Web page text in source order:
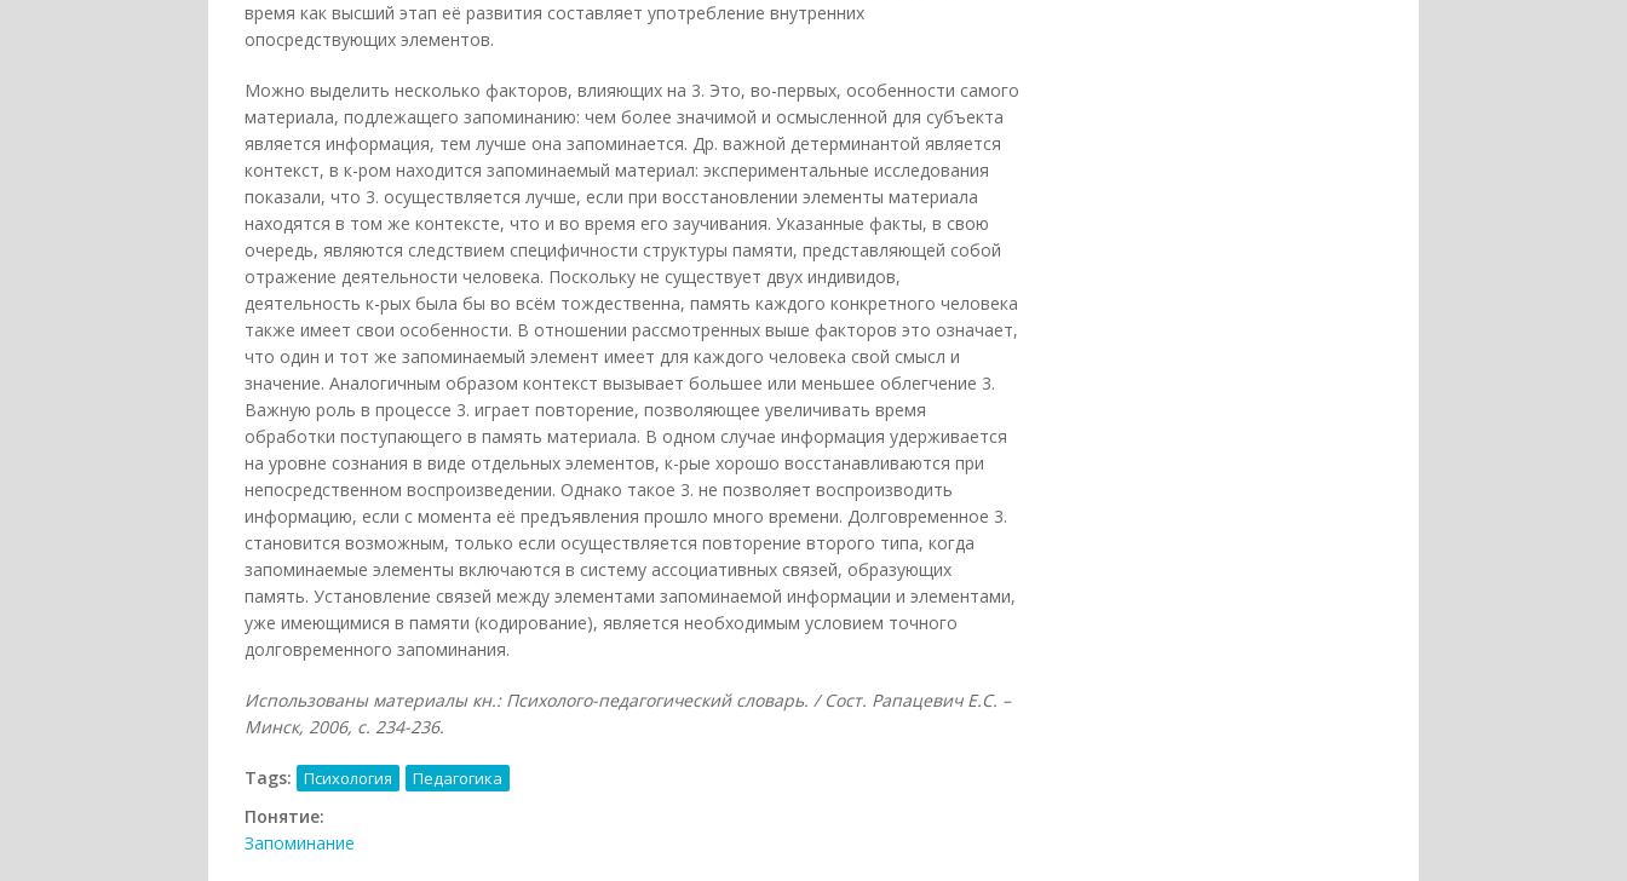
время как высший этап её развития составляет употребление внутренних
опосредствующих элементов.
Можно выделить несколько факторов, влияющих на 3. Это, во-первых, особенности самого
материала, подлежащего запоминанию: чем более значимой и осмысленной для субъекта
является информация, тем лучше она запоминается. Др. важной детерминантой является
контекст, в к-ром находится запоминаемый материал: экспериментальные исследования
показали, что 3. осуществляется лучше, если при восстановлении элементы материала
находятся в том же контексте, что и во время его заучивания. Указанные факты, в свою
очередь, являются следствием специфичности структуры памяти, представляющей собой
отражение деятельности человека. Поскольку не существует двух индивидов,
деятельность к-рых была бы во всём тождественна, память каждого конкретного человека
также имеет свои особенности. В отношении рассмотренных выше факторов это означает,
что один и тот же запоминаемый элемент имеет для каждого человека свой смысл и
значение. Аналогичным образом контекст вызывает большее или меньшее облегчение 3.
Важную роль в процессе 3. играет повторение, позволяющее увеличивать время
обработки поступающего в память материала. В одном случае информация удерживается
на уровне сознания в виде отдельных элементов, к-рые хорошо восстанавливаются при
непосредственном воспроизведении. Однако такое 3. не позволяет воспроизводить
информацию, если с момента её предъявления прошло много времени. Долговременное 3.
становится возможным, только если осуществляется повторение второго типа, когда
запоминаемые элементы включаются в систему ассоциативных связей, образующих
память. Установление связей между элементами запоминаемой информации и элементами,
уже имеющимися в памяти (кодирование), является необходимым условием точного
долговременного запоминания.
Использованы материалы кн.: Психолого-педагогический словарь. / Сост. Рапацевич Е.С. –
Минск, 2006, с. 234-236.
Tags: Психология Педагогика
Понятие:
Запоминание